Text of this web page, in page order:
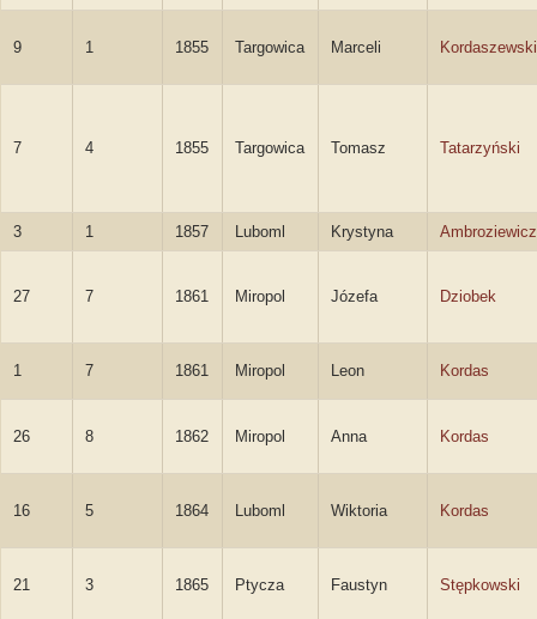
9 1 1855 Targowica Marceli Kordaszewski
7 4 1855 Targowica Tomasz Tatarzyński
3 1 1857 Luboml Krystyna Ambroziewicz
27 7 1861 Miropol Józefa Dziobek
1 7 1861 Miropol Leon Kordas
26 8 1862 Miropol Anna Kordas
16 5 1864 Luboml Wiktoria Kordas
21 3 1865 Ptycza Faustyn Stępkowski